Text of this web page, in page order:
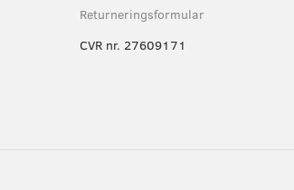
Returneringsformular
CVR nr. 27609171